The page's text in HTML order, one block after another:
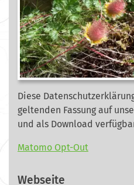
Diese
geltenden Fassung auf
und als Download
Matomo Opt-Out
Webseite